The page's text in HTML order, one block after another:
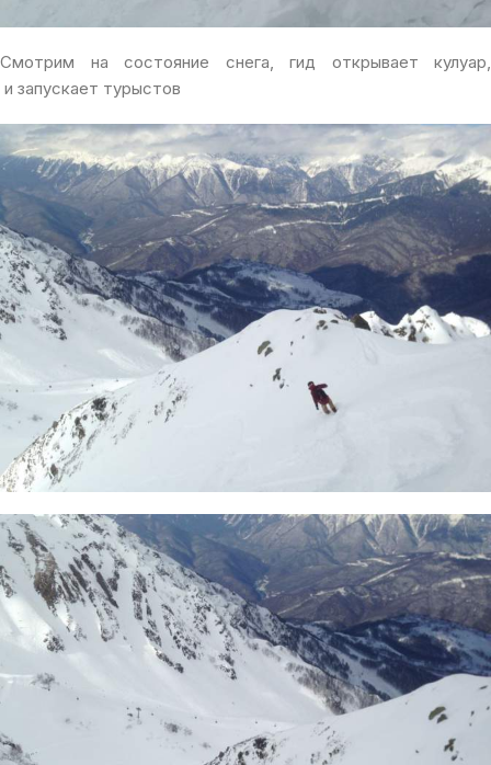
Смотрим на состояние снега, гид открывает кулуар,
и запускает турыстов